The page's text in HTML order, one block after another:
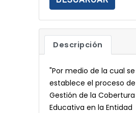
Descripción
"Por medio de la cual se
establece el proceso de
Gestión de la Cobertura
Educativa en la Entidad